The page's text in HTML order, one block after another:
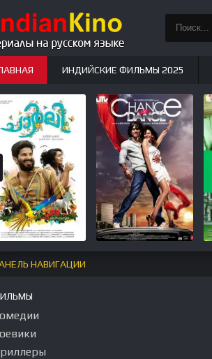
НАВИГАЦИИ
ИНДИЙСКИЕ ФИЛЬМЫ 2025
СЕРИАЛЫ НОВЫЕ